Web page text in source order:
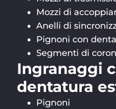
Mozzi di
Anelli di
Pignoni con
Segmenti di
Ingranaggi
dentatura
Pignoni